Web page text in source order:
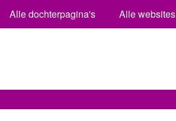
Alle dochterpagina's Alle websites